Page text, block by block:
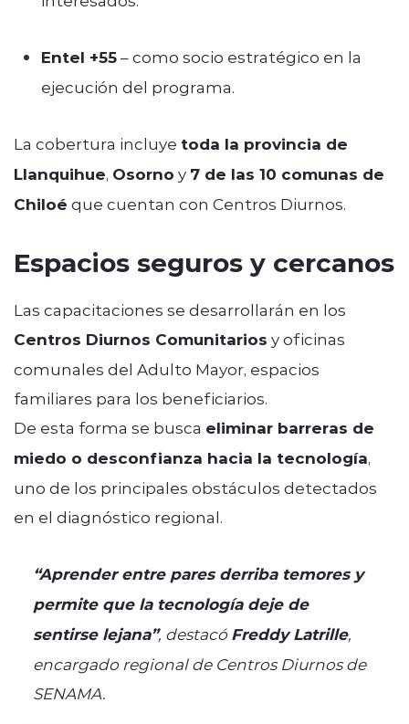
Entel +55– como socio estratégico en la
ejecución del programa.
La cobertura incluye toda la provincia de
Llanquihue, Osorno y 7 de las 10 comunas de
Chiloé que cuentan con Centros Diurnos.
Espacios seguros y cercanos
Las capacitaciones se desarrollarán en los
Centros Diurnos Comunitarios y oficinas
comunales del Adulto Mayor, espacios
familiares para los beneficiarios.
De esta forma se busca eliminar barreras de
miedo o desconfianza hacia la tecnología,
uno de los principales obstáculos detectados
en el diagnóstico regional.
“Aprender entre pares derriba temores y
permite que la tecnología deje de
sentirse lejana”, destacóFreddy Latrille,
encargado regional de Centros Diurnos de
SENAMA.